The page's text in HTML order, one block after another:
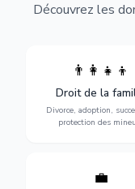
Découvrez les
👨‍👩‍👧‍👦
Droit de la
Divorce, adoption,
protection des
Divorce, garde
adoption,
protection des
vulnérables.
💼
Protection de vos